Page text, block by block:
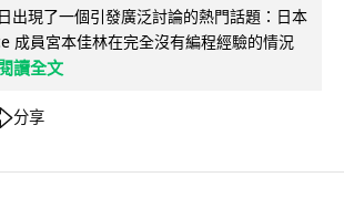
出現了一個引發廣泛討論的熱門話題：日本
成員宮本佳林在完全沒有編程經驗的情況
讀全文
分享